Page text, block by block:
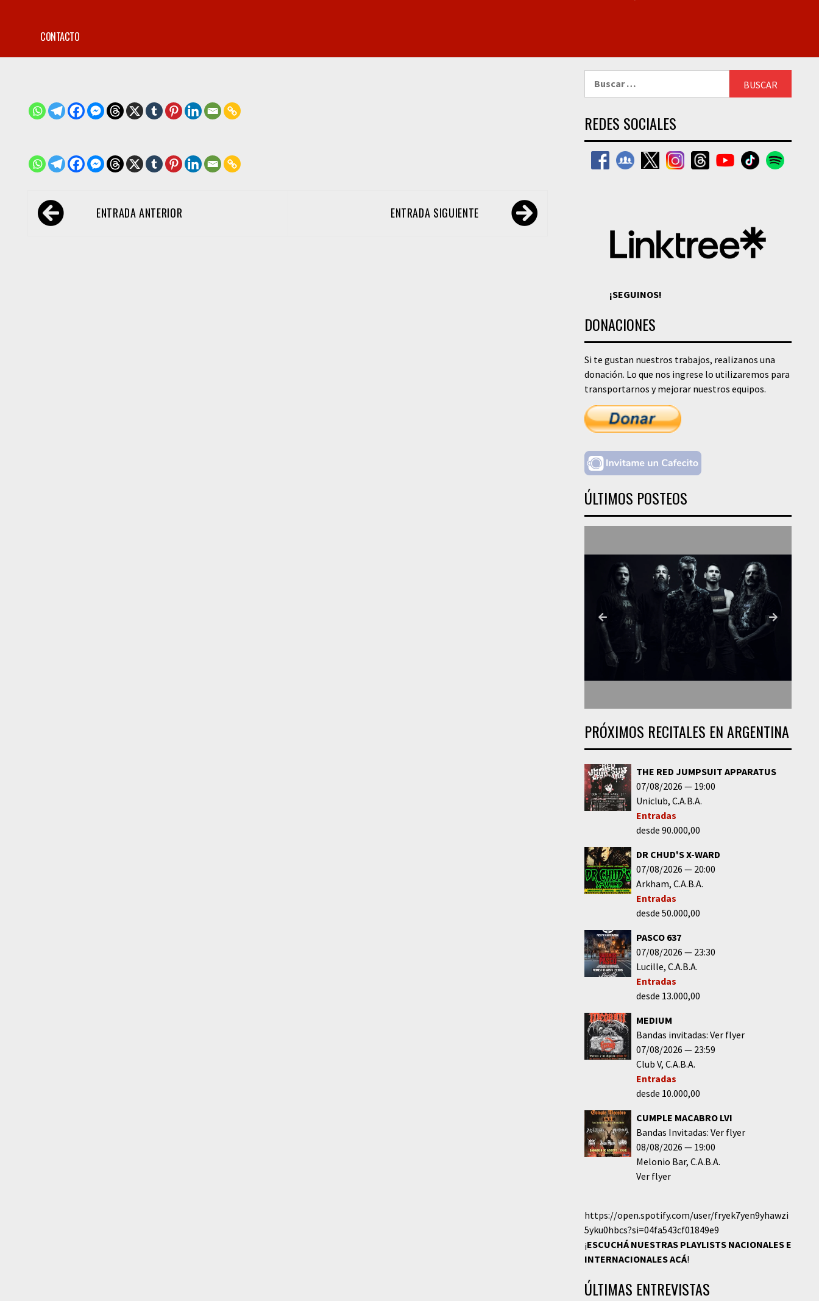
CONTACTO
Navegación
de ENTRADA ANTERIOR ENTRADA SIGUIENTE
REDES SOCIALES
¡SEGUINOS!
DONACIONES
Si te gustan nuestros trabajos, realizanos una
donación. Lo que nos ingrese lo utilizaremos para
transportarnos y mejorar nuestros equipos.
ÚLTIMOS POSTEOS
PRÓXIMOS RECITALES EN ARGENTINA
THE RED JUMPSUIT APPARATUS
07/08/2026
19:00
Uniclub C.A.B.A.
Entradas
desde 90.000,00
DR CHUD'S X-WARD
07/08/2026
20:00
Arkham C.A.B.A.
Entradas
desde 50.000,00
PASCO 637
07/08/2026
23:30
Lucille C.A.B.A.
Entradas
desde 13.000,00
MEDIUM
Bandas invitadas: Ver flyer
07/08/2026
23:59
Club V C.A.B.A.
Entradas
desde 10.000,00
CUMPLE MACABRO LVI
Bandas Invitadas: Ver flyer
08/08/2026
19:00
Melonio Bar C.A.B.A.
Ver flyer
https://open.spotify.com/user/fryek7yen9yhawzi
5yku0hbcs?si=04fa543cf01849e9
¡ESCUCHÁ NUESTRAS PLAYLISTS NACIONALES E
INTERNACIONALESACÁ!
ÚLTIMAS ENTREVISTAS